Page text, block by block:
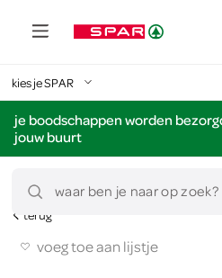
kies je SPAR
je boodschappen worden
jouw buurt
waar ben je naar op zoek?
terug
voeg toe aan lijstje